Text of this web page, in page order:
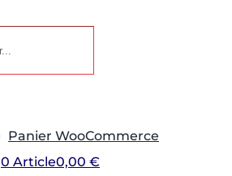
Panier WooCommerce
0 Article0,00 €